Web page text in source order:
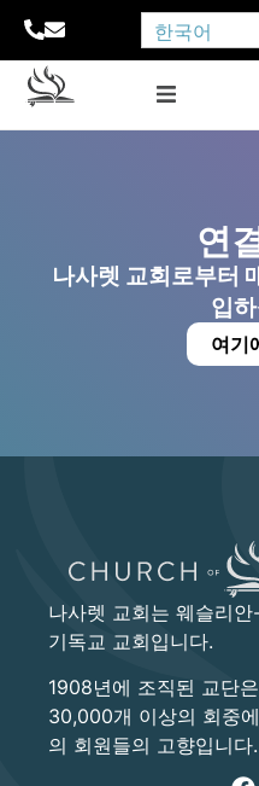
한국어
연
나사렛 교회로부터
입
여기
나사렛 교회는 웨슬리
기독교 교회입니다.
1908년에 조직된 교단
30,000개 이상의 회중
의 회원들의 고향입니다.